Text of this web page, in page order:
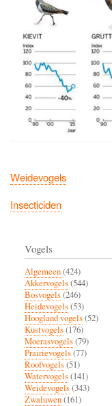
Weidevogels
Insecticiden
Vogels
Algemeen(424)
Akkervogels(544)
Bosvogels(246)
Heidevogels(53)
Hoogland vogels(52)
Kustvogels(176)
Moerasvogels(79)
Prairievogels(77)
Roofvogels(51)
Watervogels(141)
Weidevogels(343)
Zwaluwen(161)